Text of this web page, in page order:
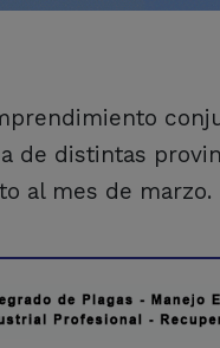
de distintas
al mes de marzo.